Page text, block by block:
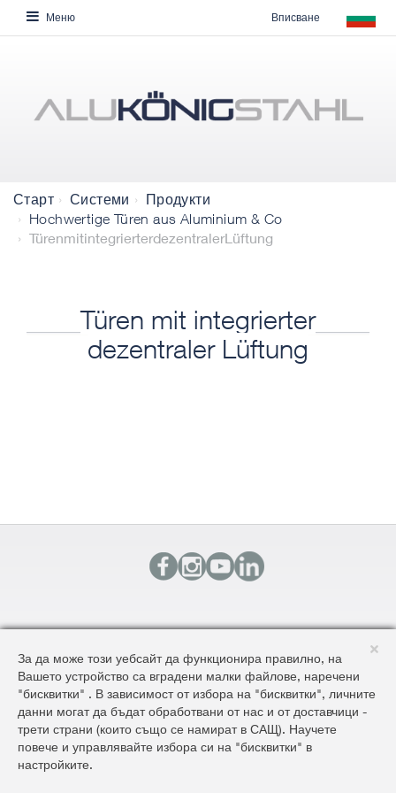
Меню Вписване
Старт Системи
Продукти
Hochwertige Türen aus Aluminium & Co
TürenmitintegrierterdezentralerLüftung
Türen mit integrierter
dezentraler Lüftung
КАРТА НА САЙТА
ОБЩИ УСЛОВИЯ ЗА ДОСТАВКА И ПРОДАЖБА
ОБЩИ УСЛОВИЯ НА САЙТА И ЗАЩИТА НА ЛИЧНИТЕ ДАННИ
©2026 AluKönigStahl
За да може този уебсайт да функционира правилно, на
Вашето устройство са вградени малки файлове, наречени
"бисквитки" . В зависимост от избора на "бисквитки", личните
данни могат да бъдат обработвани от нас и от доставчици -
трети страни (които също се намират в САЩ). Научете
повече и управлявайте избора си на "бисквитки" в
настройките.